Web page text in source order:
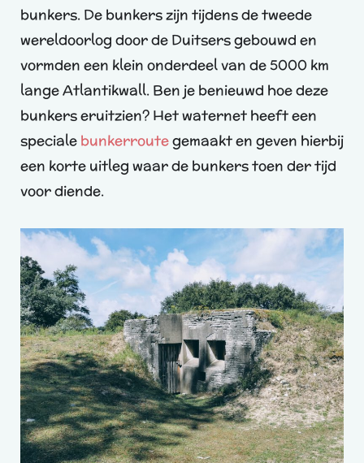
bunkers. De bunkers zijn tijdens de tweede
wereldoorlog door de Duitsers gebouwd en
vormden een klein onderdeel van de 5000 km
lange Atlantikwall. Ben je benieuwd hoe deze
bunkers eruitzien? Het waternet heeft een
speciale bunkerroutegemaakt en geven hierbij
een korte uitleg waar de bunkers toen der tijd
voor diende.